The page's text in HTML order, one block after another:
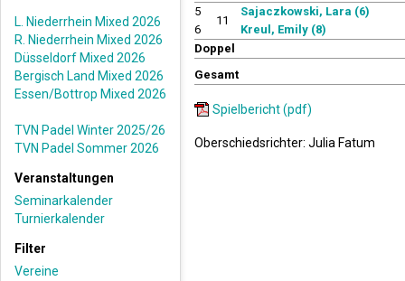
L. Niederrhein Mixed 2026
R. Niederrhein Mixed 2026
Düsseldorf Mixed 2026
Bergisch Land Mixed 2026
Essen/Bottrop Mixed 2026
TVN Padel Winter 2025/26
TVN Padel Sommer 2026
Veranstaltungen
Seminarkalender
Turnierkalender
Filter
Vereine
5
6
11
Sajaczkowski, Lara (6)
Kreul, Emily (8)
Doppel
Gesamt
Spielbericht (pdf)
Oberschiedsrichter: Julia Fatum